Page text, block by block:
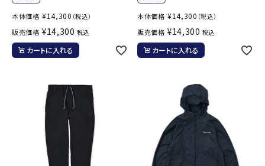
プライバシーポリシー
本体価格 ¥14,300 （税込）
販売価格 ¥14,300 税込
カートに入れる
本体価格 ¥14,300 （税込）
販売価格 ¥14,300 税込
カートに入れる